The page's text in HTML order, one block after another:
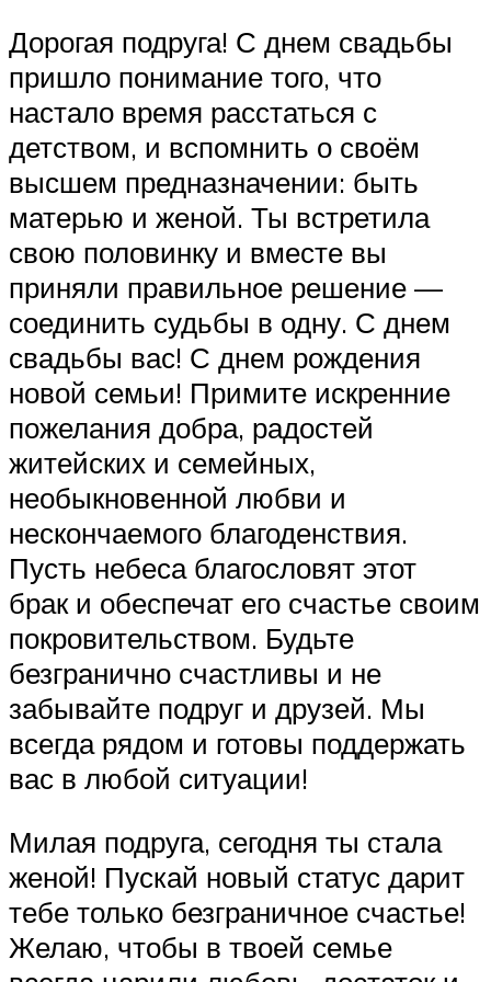
Дорогая подруга! С днем свадьбы
пришло понимание того, что
настало время расстаться с
детством, и вспомнить о своём
высшем предназначении: быть
матерью и женой. Ты встретила
свою половинку и вместе вы
приняли правильное решение —
соединить судьбы в одну. С днем
свадьбы вас! С днем рождения
новой семьи! Примите искренние
пожелания добра, радостей
житейских и семейных,
необыкновенной любви и
нескончаемого благоденствия.
Пусть небеса благословят этот
брак и обеспечат его счастье своим
покровительством. Будьте
безгранично счастливы и не
забывайте подруг и друзей. Мы
всегда рядом и готовы поддержать
вас в любой ситуации!
Милая подруга, сегодня ты стала
женой! Пускай новый статус дарит
тебе только безграничное счастье!
Желаю, чтобы в твоей семье